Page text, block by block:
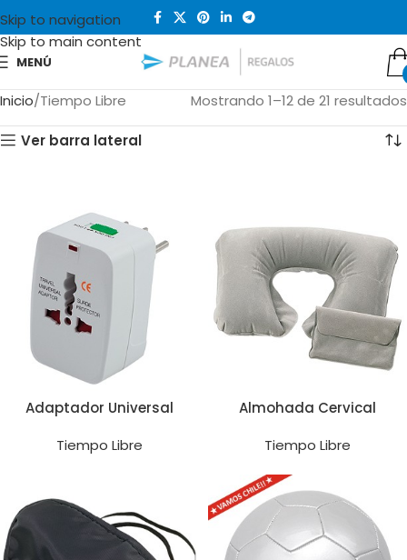
Skip to navigation
Skip to main content
MENÚ
Inicio Tiempo Libre Mostrando 1–12 de 21 resultados
Ver barra lateral
Adaptador Universal
Tiempo Libre
Almohada Cervical
Tiempo Libre